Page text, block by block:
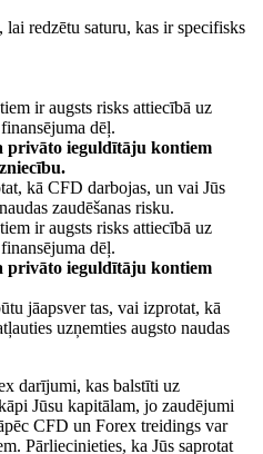
redzētu saturu, kas ir specifisks
ir augsts risks attiecībā uz
dēļ.
privāto ieguldītāju kontiem
kā CFD darbojas, un vai Jūs
zaudēšanas risku.
ir augsts risks attiecībā uz
dēļ.
privāto ieguldītāju kontiem
jāapsver tas, vai izprotat, kā
uzņemties augsto naudas
darījumi, kas balstīti uz
Jūsu kapitālam, jo zaudējumi
CFD un Forex treidings var
Pārliecinieties, ka Jūs saprotat